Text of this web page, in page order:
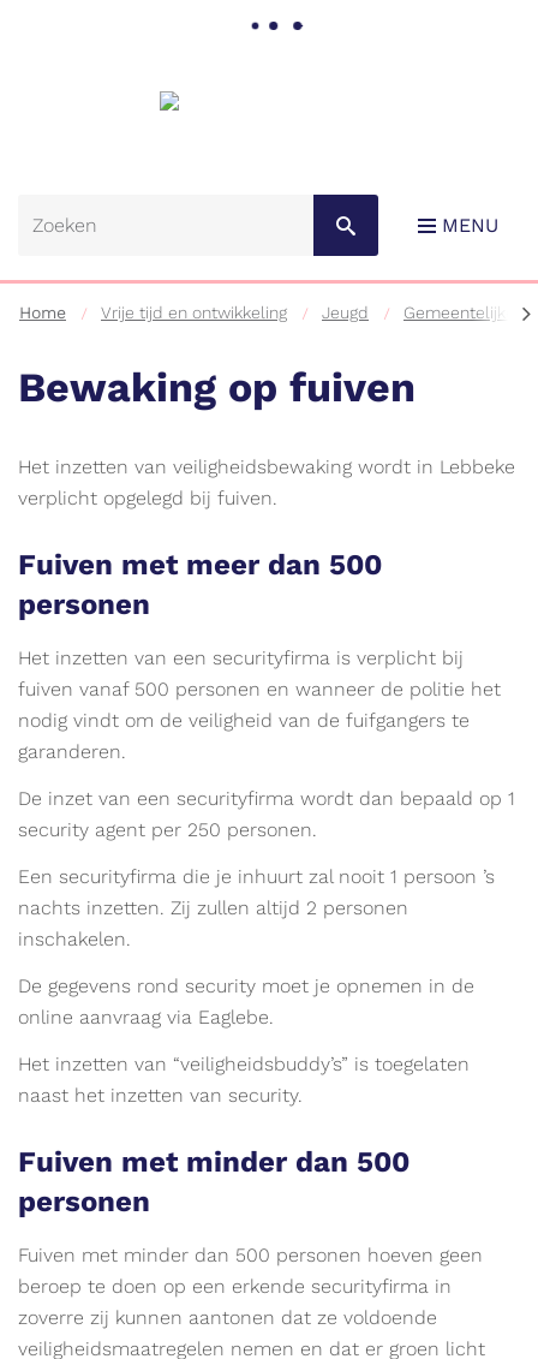
Naar
MENU
Home Vrije tijd en ontwikkeling Jeugd Gemeentelijke
Bewaking op fuiven
Het inzetten van veiligheidsbewaking wordt in Lebbeke
verplicht opgelegd bij fuiven.
Fuiven met meer dan 500
personen
Het inzetten van een securityfirma is verplicht bij
fuiven vanaf 500 personen en wanneer de politie het
nodig vindt om de veiligheid van de fuifgangers te
garanderen.
De inzet van een securityfirma wordt dan bepaald op 1
security agent per 250 personen.
Een securityfirma die je inhuurt zal nooit 1 persoon ’s
nachts inzetten. Zij zullen altijd 2 personen
inschakelen.
De gegevens rond security moet je opnemen in de
online aanvraag via Eaglebe.
Het inzetten van “veiligheidsbuddy’s” is toegelaten
naast het inzetten van security.
Fuiven met minder dan 500
personen
Fuiven met minder dan 500 personen hoeven geen
beroep te doen op een erkende securityfirma in
zoverre zij kunnen aantonen dat ze voldoende
veiligheidsmaatregelen nemen en dat er groen licht